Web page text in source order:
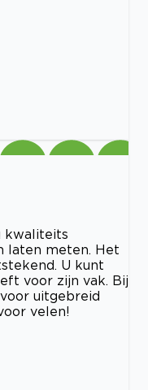
kwaliteits
laten meten. Het
U kunt
voor zijn vak. Bij
uitgebreid
velen!